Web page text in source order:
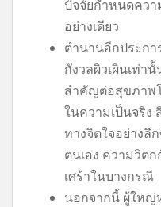
ปัจจัยกำหนดควา
อย่างเดียว
ตำนานอีกประกา
กังวลผิวเผินเท่า
สำคัญต่อสุขภาพ
ในความเป็นจริง
ทางจิตใจอย่างลึ
ตนเอง ความวิต
เศร้าในบางกรณี
นอกจากนี้ ผู้ใหญ่